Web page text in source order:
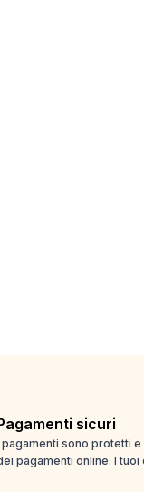
sicuri
pagamenti sono protetti
pagamenti online. I tuoi